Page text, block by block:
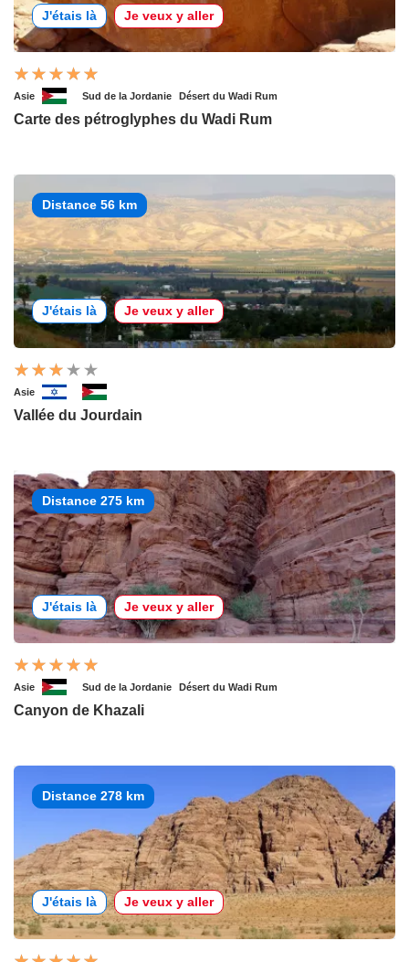
J'étais là Je veux y aller
Asie Sud de la Jordanie Désert du Wadi Rum
Carte des pétroglyphes du Wadi Rum
Distance 56 km
J'étais là Je veux y aller
Asie
Vallée du Jourdain
Distance 275 km
J'étais là Je veux y aller
Asie Sud de la Jordanie Désert du Wadi Rum
Canyon de Khazali
Distance 278 km
J'étais là Je veux y aller